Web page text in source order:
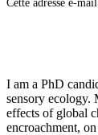
Cette adresse e-
I am a PhD
sensory ecology.
effects of global
encroachment,